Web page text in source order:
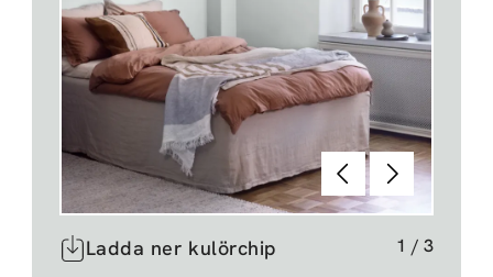
Föregående
Nästa
Ladda ner kulörchip 1 / 3